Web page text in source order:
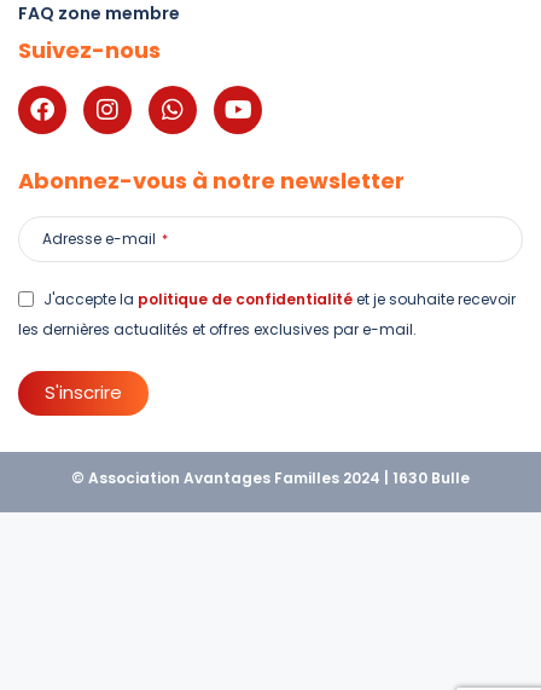
FAQ zone membre
Suivez-nous
Abonnez-vous à notre newsletter
Adresse e-mail *
J'accepte la politique de confidentialitéet je souhaite recevoir
les dernières actualités et offres exclusives par e-mail.
S'inscrire
field
blank
© Association Avantages Familles 2024 | 1630 Bulle